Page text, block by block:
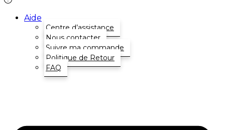
Aide
Centre d’assistance
Nous contacter
Suivre ma commande
Politique de Retour
FAQ